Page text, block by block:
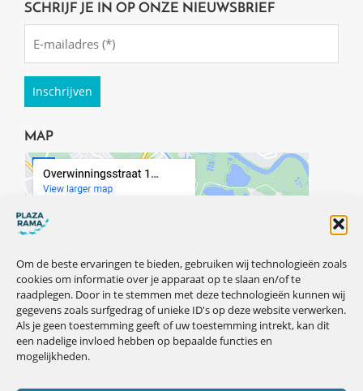
Om de beste ervaringen te bieden, gebruiken wij technologieën zoals
cookies om informatie over je apparaat op te slaan en/of te
raadplegen. Door in te stemmen met deze technologieën kunnen wij
gegevens zoals surfgedrag of unieke ID's op deze website verwerken.
Als je geen toestemming geeft of uw toestemming intrekt, kan dit
een nadelige invloed hebben op bepaalde functies en
mogelijkheden.
SCHRIJF JE IN OP ONZE NIEUWSBRIEF
(Required)
MAP
VOLG ONS OP ONZE SOCIALS